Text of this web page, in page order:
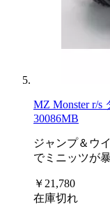
MZ Monster r/s
30086MB
ジャンプ＆ウ
でミニッツが
￥21,780
在庫切れ